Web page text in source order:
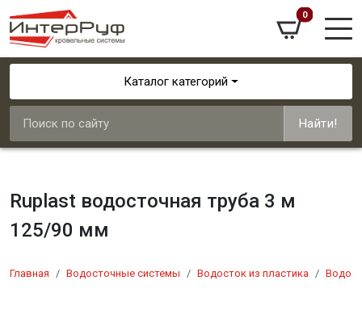
0
Каталог категорий
Найти!
Ruplast водосточная труба 3 м
125/90 мм
Главная Водосточные системы Водосток из пластика